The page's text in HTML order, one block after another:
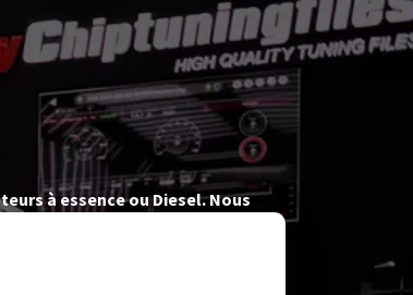
à essence ou Diesel. Nous
des fichiers de tuning de l’ECU